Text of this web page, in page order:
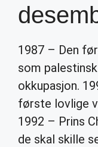
1987 – Den
som
okkupasjon.
første lovlige
1992 – Prins
de skal skille